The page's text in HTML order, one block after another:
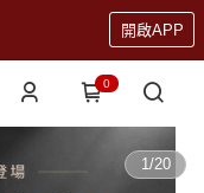
開啟APP
0
1/20